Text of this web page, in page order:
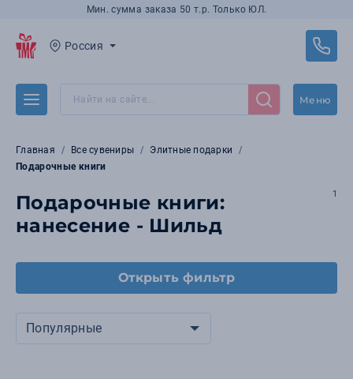
Мин. сумма заказа 50 т.р. Только ЮЛ.
Россия
Меню
Главная Все сувениры
Элитные подарки
Подарочные книги
Подарочные книги:
нанесение - Шильд
1
Открыть фильтр
Популярные